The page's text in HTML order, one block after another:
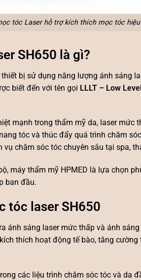
tóc Laser hỗ trợ kích thích mọc tóc hiệu
SH650 là gì?
thiết bị sử dụng năng lượng ánh sáng
biết đến với tên gọi LLLT – Low
mạnh trong thẩm mỹ da, laser mức
tóc và thúc đẩy quá trình chăm
chăm sóc tóc chuyên sâu tại spa,
máy thẩm mỹ HPMED là lựa chọn
ban đầu.
tóc laser SH650
ánh sáng laser mức thấp và ánh
thích hoạt động tế bào, tăng
các liệu trình chăm sóc tóc và da